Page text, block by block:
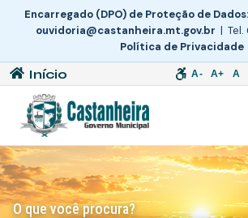
Encarregado (DPO) de Proteção de Dados:
ouvidoria@castanheira.mt.gov.br |
Política de Privacidade
Início A- A+ A
O que você procura?